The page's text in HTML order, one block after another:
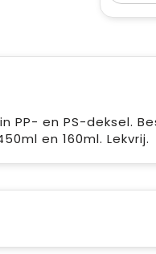
PP- en PS-deksel.
en 160ml. Lekvrij.